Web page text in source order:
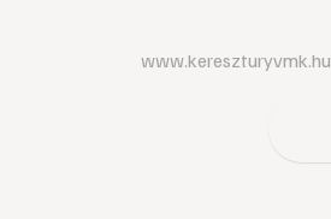
www.kereszturyvmk.hu